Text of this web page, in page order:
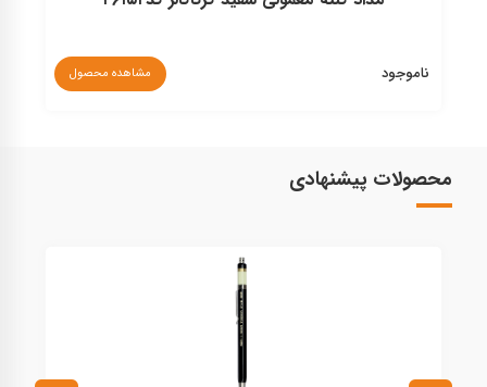
ناموجود مشاهده محصول
محصولات پیشنهادی